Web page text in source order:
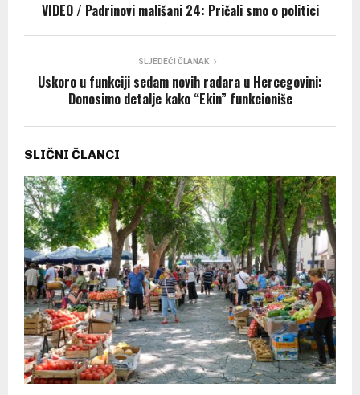
VIDEO / Padrinovi mališani 24: Pričali smo o politici
SLJEDEĆI ČLANAK
Uskoro u funkciji sedam novih radara u Hercegovini:
Donosimo detalje kako “Ekin” funkcioniše
SLIČNI ČLANCI